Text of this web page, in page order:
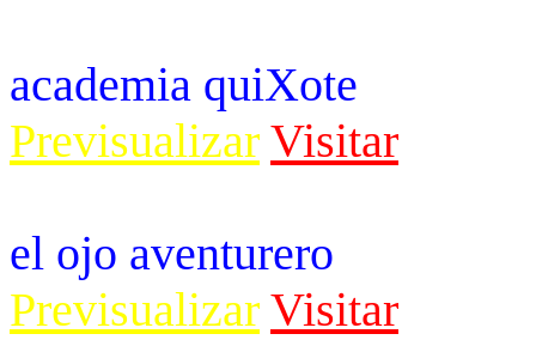
academia quiXote
Previsualizar Visitar
el ojo aventurero
Previsualizar Visitar